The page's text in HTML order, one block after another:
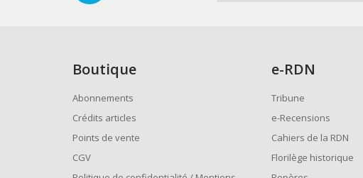
Boutique
Abonnements
Crédits articles
Points de vente
CGV
e-RDN
Tribune
e-Recensions
Cahiers de la RDN
Florilège historique